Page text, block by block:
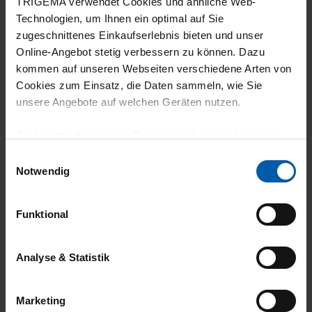
Technologien, um Ihnen ein optimal auf Sie
zugeschnittenes Einkaufserlebnis bieten und unser
Online-Angebot stetig verbessern zu können. Dazu
kommen auf unseren Webseiten verschiedene Arten von
Cookies zum Einsatz, die Daten sammeln, wie Sie
unsere Angebote auf welchen Geräten nutzen.
grundlegende Funktionen wie etwa zur Auswahl und
gewährleisten.
Für die Darstellung personalisierter Angebote, Anzeigen
und Inhalte aufgrund Ihres Nutzerverhaltens und Ihres
Zwecke zur Analyse und Optimierung unserer
Notwendig
Funktional
Analyse & Statistik
Marketing
Rückgaberecht
Burladingen
Arbeitsplatzgarantie